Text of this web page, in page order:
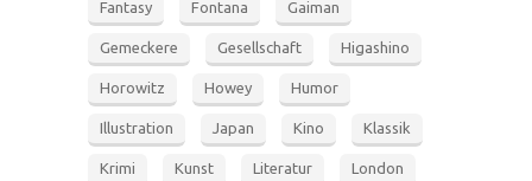
Fantasy Fontana Gaiman
Gemeckere Gesellschaft Higashino
Horowitz Howey Humor
Illustration Japan Kino Klassik
Krimi Kunst Literatur London